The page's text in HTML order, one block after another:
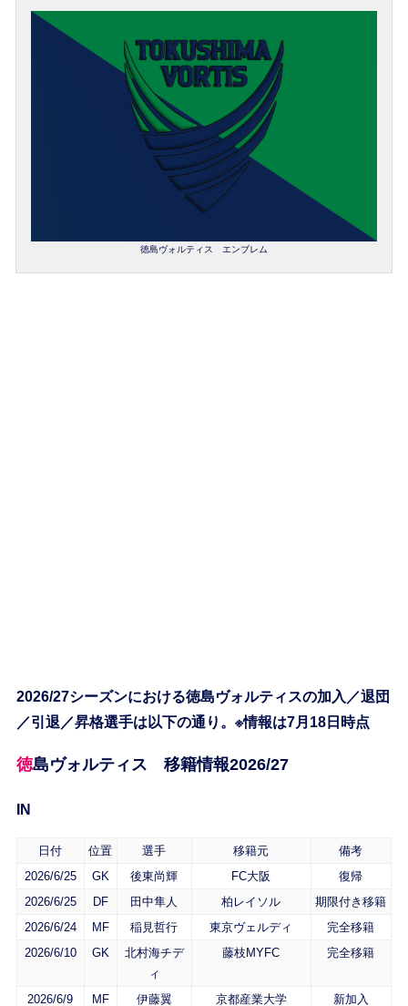
徳島ヴォルティス エンブレム
2026/27シーズンにおける徳島ヴォルティスの加入／退団
／引退／昇格選手は以下の通り。※情報は7月18日時点
徳島ヴォルティス 移籍情報2026/27
IN
日付 位置 選手 移籍元
備考
2026/6/25
GK 後東尚輝 FC大阪
復帰
2026/6/25
DF 田中隼人 柏レイソル
期限付き移籍
2026/6/24
MF 稲見哲行 東京ヴェルディ
完全移籍
2026/6/10
GK
北村海チデ
ィ
藤枝MYFC 完全移籍
2026/6/9 MF 伊藤翼 京都産業大学 新加入